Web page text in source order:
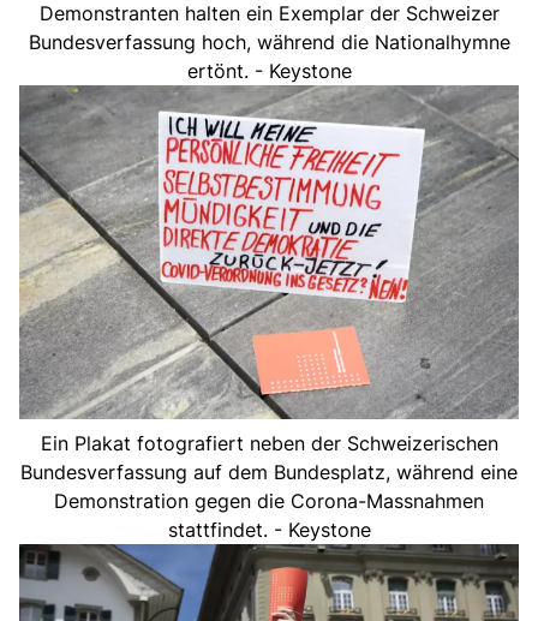
Demonstranten halten ein Exemplar der Schweizer
Bundesverfassung hoch, während die Nationalhymne
ertönt. - Keystone
Ein Plakat fotografiert neben der Schweizerischen
Bundesverfassung auf dem Bundesplatz, während eine
Demonstration gegen die Corona-Massnahmen
stattfindet. - Keystone